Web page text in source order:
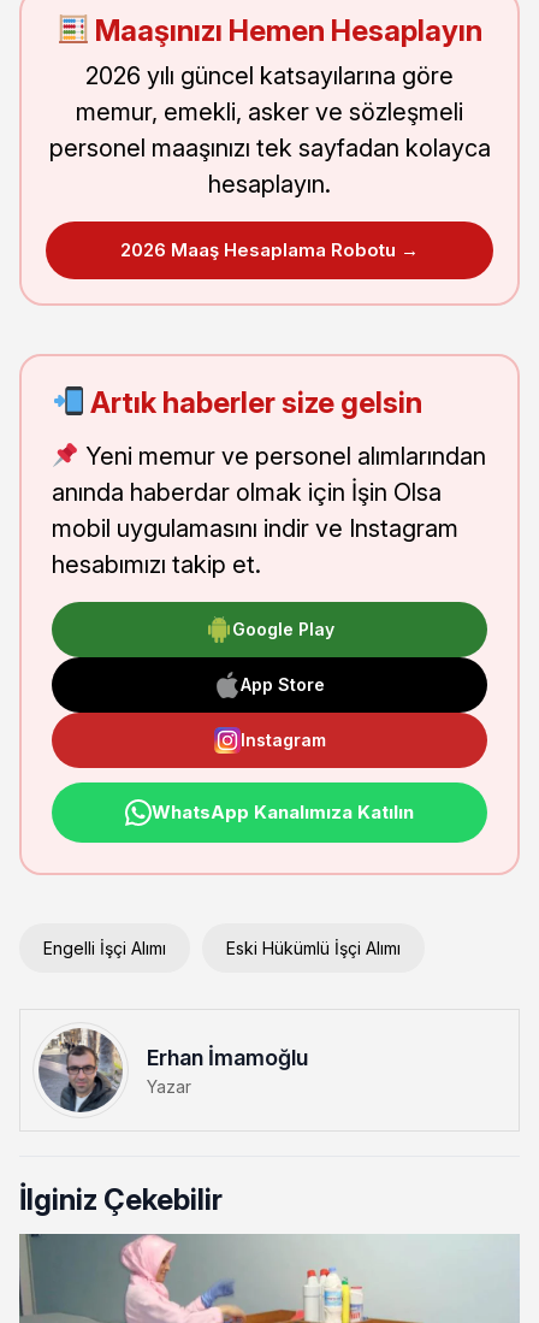
Maaşınızı Hemen Hesaplayın
2026 yılı güncel katsayılarına göre
memur, emekli, asker ve sözleşmeli
personel maaşınızı tek sayfadan kolayca
hesaplayın.
2026 Maaş Hesaplama Robotu →
Artık haberler size gelsin
Yeni memur ve personel alımlarından
anında haberdar olmak için İşin Olsa
mobil uygulamasını indir ve Instagram
hesabımızı takip et.
Google Play
App Store
Instagram
WhatsApp Kanalımıza Katılın
Engelli İşçi Alımı Eski Hükümlü İşçi Alımı
Erhan İmamoğlu
Yazar
İlginiz Çekebilir